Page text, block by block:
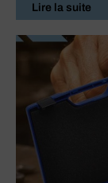
Lire la suite